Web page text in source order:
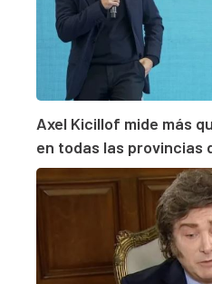
Axel Kicillof mide más
en todas las provincias